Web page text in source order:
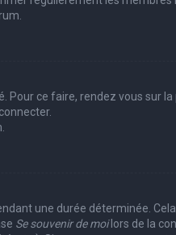
ce faire, rendez vous sur
une durée déterminée.
Se souvenir de moilors de la